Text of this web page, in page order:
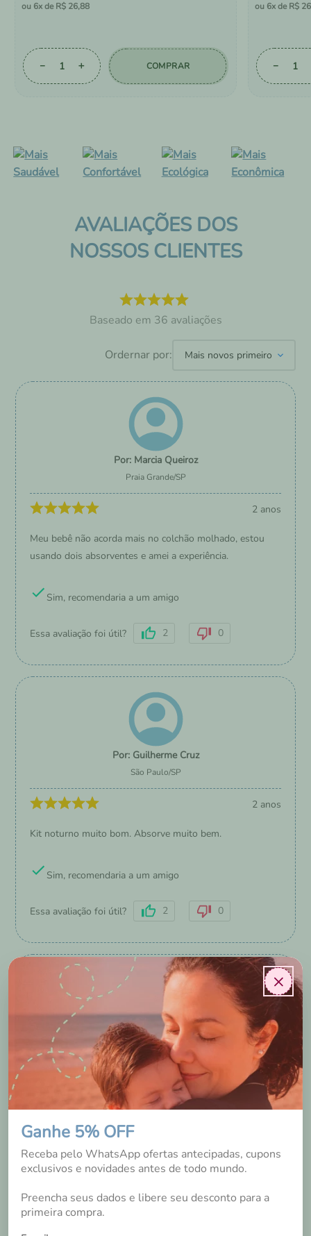
×
Ganhe 5% OFF
Receba pelo WhatsApp ofertas antecipadas, cupons
exclusivos e novidades antes de todo mundo.
Preencha seus dados e libere seu desconto para a
primeira compra.
6 R$ 26,88
＋
－ COMPRAR
6 R$ 26
－
AVALIAÇÕES DOS
NOSSOS CLIENTES
36 avaliações
Ordernar por: Mais novos primeiro
Marcia Queiroz
Praia Grande/SP
2 anos
Meu bebê não acorda mais no colchão molhado, estou
usando dois absorventes e amei a experiência.
Sim, recomendaria a um amigo
Essa avaliação foi útil? 2 0
Guilherme Cruz
São Paulo/SP
2 anos
Kit noturno muito bom. Absorve muito bem.
Sim, recomendaria a um amigo
Essa avaliação foi útil? 2 0
Luciana Nickel Stermiescki
Garibaldi /RS
2 anos
Usarei eles a noite! Estou montando o enxoval. Assim
que usar falarei sobre minha experiência!!!
Sim, recomendaria a um amigo
Essa avaliação foi útil? 0 0